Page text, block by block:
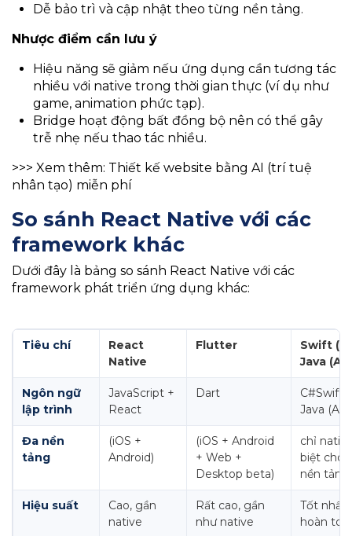
Dễ bảo trì và cập nhật theo từng nền tảng.
Nhược điểm cần lưu ý
Hiệu năng sẽ giảm nếu ứng dụng cần tương tác
nhiều với native trong thời gian thực (ví dụ như
game, animation phức tạp).
Bridge hoạt động bất đồng bộ nên có thể gây
trễ nhẹ nếu thao tác nhiều.
>>> Xem thêm: Thiết kế website bằng AI (trí tuệ
nhân tạo) miễn phí
So sánh React Native với các
framework khác
Dưới đây là bảng so sánh React Native với các
framework phát triển ứng dụng khác:
Tiêu chí
React
Native
Flutter
Swift
Java
Ngôn ngữ
lập trình
JavaScript +
React
Dart
C#Swift
Java
Đa nền
tảng
(iOS +
Android)
(iOS + Android
+ Web +
Desktop beta)
chỉ
biệt cho
nền tảng
Hiệu suất
Cao, gần
native
Rất cao, gần
như native
Tốt nhất
hoàn